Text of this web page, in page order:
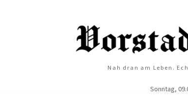
Nah dran am Leben.
Sonntag,